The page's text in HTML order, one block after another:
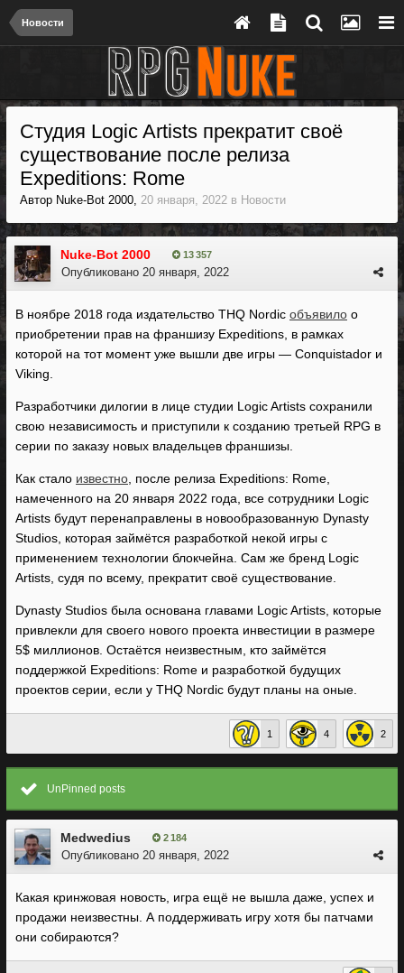
Новости
Студия Logic Artists прекратит своё
существование после релиза
Expeditions: Rome
Автор Nuke-Bot 2000, 20 января, 2022 в Новости
Nuke-Bot 2000 13 357
Опубликовано 20 января, 2022
В ноябре 2018 года издательство THQ Nordic объявило о
приобретении прав на франшизу Expeditions, в рамках
которой на тот момент уже вышли две игры — Conquistador и
Viking.
Разработчики дилогии в лице студии Logic Artists сохранили
свою независимость и приступили к созданию третьей RPG в
серии по заказу новых владельцев франшизы.
Как стало известно , после релиза Expeditions: Rome,
намеченного на 20 января 2022 года, все сотрудники Logic
Artists будут перенаправлены в новообразованную Dynasty
Studios, которая займётся разработкой некой игры с
применением технологии блокчейна. Сам же бренд Logic
Artists, судя по всему, прекратит своё существование.
Dynasty Studios была основана главами Logic Artists, которые
привлекли для своего нового проекта инвестиции в размере
5$ миллионов. Остаётся неизвестным, кто займётся
поддержкой Expeditions: Rome и разработкой будущих
проектов серии, если у THQ Nordic будут планы на оные.
1 4 2
UnPinned posts
Medwedius 2 184
Опубликовано 20 января, 2022
Какая кринжовая новость, игра ещё не вышла даже, успех и
продажи неизвестны. А поддерживать игру хотя бы патчами
они собираются?